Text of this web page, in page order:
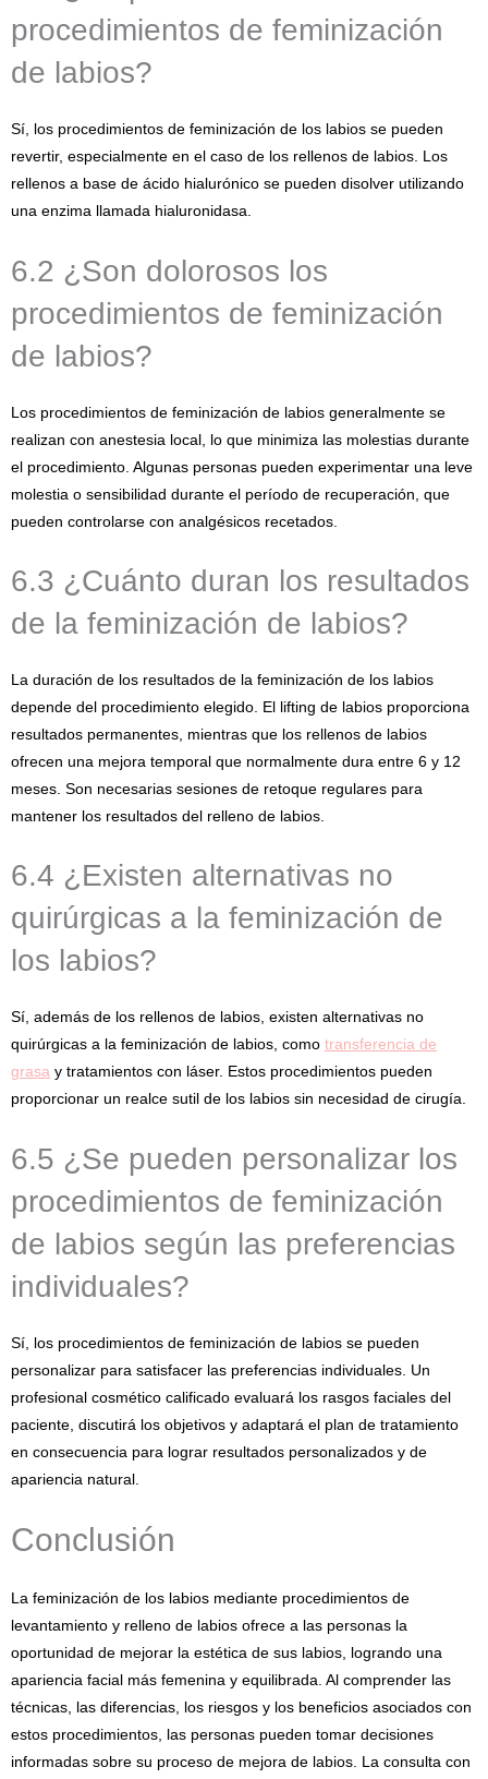
procedimientos de feminización
de labios?
Sí, los procedimientos de feminización de los labios se pueden
revertir, especialmente en el caso de los rellenos de labios. Los
rellenos a base de ácido hialurónico se pueden disolver utilizando
una enzima llamada hialuronidasa.
6.2 ¿Son dolorosos los
procedimientos de feminización
de labios?
Los procedimientos de feminización de labios generalmente se
realizan con anestesia local, lo que minimiza las molestias durante
el procedimiento. Algunas personas pueden experimentar una leve
molestia o sensibilidad durante el período de recuperación, que
pueden controlarse con analgésicos recetados.
6.3 ¿Cuánto duran los resultados
de la feminización de labios?
La duración de los resultados de la feminización de los labios
depende del procedimiento elegido. El lifting de labios proporciona
resultados permanentes, mientras que los rellenos de labios
ofrecen una mejora temporal que normalmente dura entre 6 y 12
meses. Son necesarias sesiones de retoque regulares para
mantener los resultados del relleno de labios.
6.4 ¿Existen alternativas no
quirúrgicas a la feminización de
los labios?
Sí, además de los rellenos de labios, existen alternativas no
quirúrgicas a la feminización de labios, como transferencia de
grasa y tratamientos con láser. Estos procedimientos pueden
proporcionar un realce sutil de los labios sin necesidad de cirugía.
6.5 ¿Se pueden personalizar los
procedimientos de feminización
de labios según las preferencias
individuales?
Sí, los procedimientos de feminización de labios se pueden
personalizar para satisfacer las preferencias individuales. Un
profesional cosmético calificado evaluará los rasgos faciales del
paciente, discutirá los objetivos y adaptará el plan de tratamiento
en consecuencia para lograr resultados personalizados y de
apariencia natural.
Conclusión
La feminización de los labios mediante procedimientos de
levantamiento y relleno de labios ofrece a las personas la
oportunidad de mejorar la estética de sus labios, logrando una
apariencia facial más femenina y equilibrada. Al comprender las
técnicas, las diferencias, los riesgos y los beneficios asociados con
estos procedimientos, las personas pueden tomar decisiones
informadas sobre su proceso de mejora de labios. La consulta con